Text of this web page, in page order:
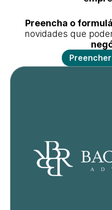
Preencha o
novidades que